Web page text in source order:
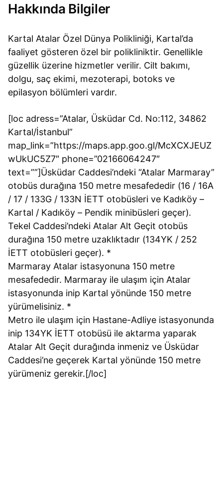
Hakkında Bilgiler
Kartal Atalar Özel Dünya Polikliniği, Kartal’da
faaliyet gösteren özel bir polikliniktir. Genellikle
güzellik üzerine hizmetler verilir. Cilt bakımı,
dolgu, saç ekimi, mezoterapi, botoks ve
epilasyon bölümleri vardır.
[loc adress=”Atalar, Üsküdar Cd. No:112, 34862
Kartal/İstanbul”
map_link=”https://maps.app.goo.gl/McXCXJEUZ
wUkUC5Z7″ phone=”02166064247″
text=””]Üsküdar Caddesi’ndeki “Atalar Marmaray”
otobüs durağına 150 metre mesafededir (16 / 16A
/ 17 / 133G / 133N İETT otobüsleri ve Kadıköy –
Kartal / Kadıköy – Pendik minibüsleri geçer).
Tekel Caddesi’ndeki Atalar Alt Geçit otobüs
durağına 150 metre uzaklıktadır (134YK / 252
İETT otobüsleri geçer). *
Marmaray Atalar istasyonuna 150 metre
mesafededir. Marmaray ile ulaşım için Atalar
istasyonunda inip Kartal yönünde 150 metre
yürümelisiniz. *
Metro ile ulaşım için Hastane-Adliye istasyonunda
inip 134YK İETT otobüsü ile aktarma yaparak
Atalar Alt Geçit durağında inmeniz ve Üsküdar
Caddesi’ne geçerek Kartal yönünde 150 metre
yürümeniz gerekir.[/loc]